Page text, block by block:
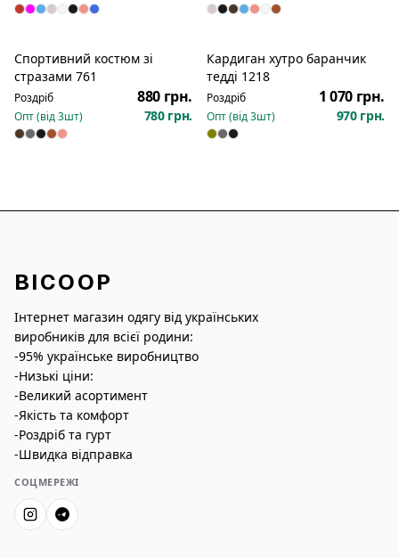
Новинка
Спортивний костюм зі
стразами 761
Роздріб 880 грн.
Опт (від3шт) 780 грн.
Новинка
Кардиган хутро баранчик
тедді 1218
Роздріб 1 070 грн.
Опт (від3шт) 970 грн.
BICOOP
Інтернет магазин одягу від українських
виробників для всієї родини:
-95% українське виробництво
-Низькі ціни:
-Великий асортимент
-Якість та комфорт
-Роздріб та гурт
-Швидка відправка
СОЦМЕРЕЖІ